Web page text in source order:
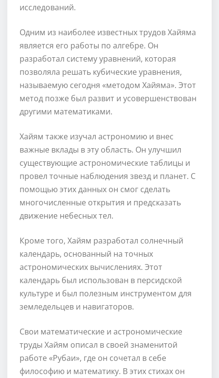
исследований.
Одним из наиболее известных трудов Хайяма
является его работы по алгебре. Он
разработал систему уравнений, которая
позволяла решать кубические уравнения,
называемую сегодня «методом Хайяма». Этот
метод позже был развит и усовершенствован
другими математиками.
Хайям также изучал астрономию и внес
важные вклады в эту область. Он улучшил
существующие астрономические таблицы и
провел точные наблюдения звезд и планет. С
помощью этих данных он смог сделать
многочисленные открытия и предсказать
движение небесных тел.
Кроме того, Хайям разработал солнечный
календарь, основанный на точных
астрономических вычислениях. Этот
календарь был использован в персидской
культуре и был полезным инструментом для
земледельцев и навигаторов.
Свои математические и астрономические
труды Хайям описал в своей знаменитой
работе «Рубаи», где он сочетал в себе
философию и математику. В этих стихах он